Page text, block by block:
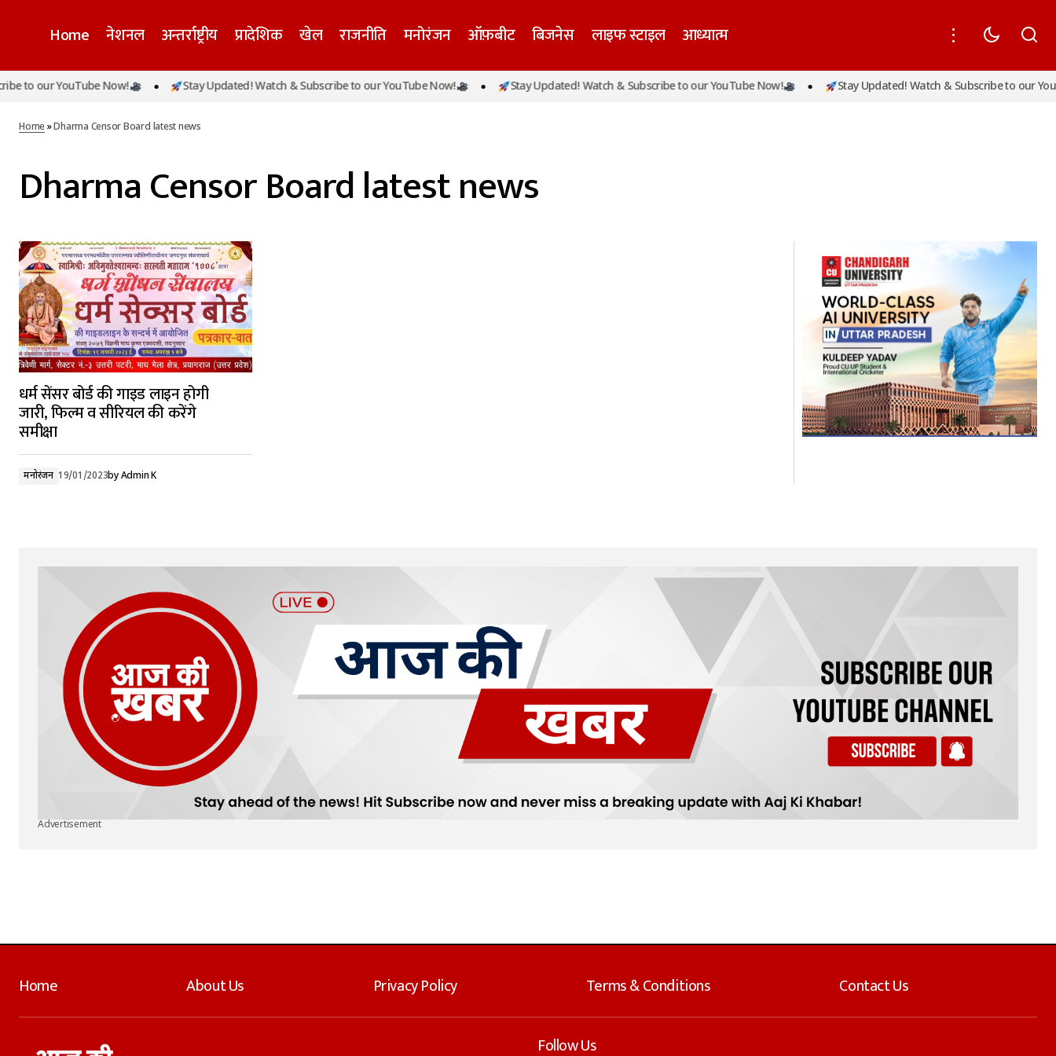
Home नेशनल अन्तर्राष्ट्रीय प्रादेशिक खेल राजनीति मनोरंजन ऑफ़बीट बिजनेस लाइफ स्टाइल आध्यात्म
to our YouTube Now! Stay Updated! Watch & Subscribe to our YouTube Now! Stay Updated! Watch & Subscribe to our YouTube Now! Stay Updated! Watch & Subscribe to our
Home»Dharma Censor Board latest news
Dharma Censor Board latest news
धर्म सेंसर बोर्ड की गाइड लाइन होगी
जारी, फिल्म व सीरियल की करेंगे
समीक्षा
मनोरंजन 19/01/2023byAdmin K
Advertisement
Home About Us Privacy Policy Terms & Conditions Contact Us
Follow Us